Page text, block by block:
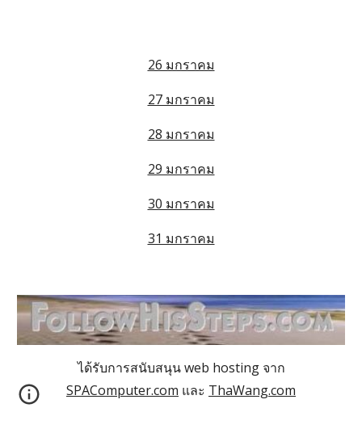
26 มกราคม
27 มกราคม
28 มกราคม
29 มกราคม
30 มกราคม
31 มกราคม
ได้รับการสนับสนุน web hosting จาก
SPAComputer.com และ ThaWang.com